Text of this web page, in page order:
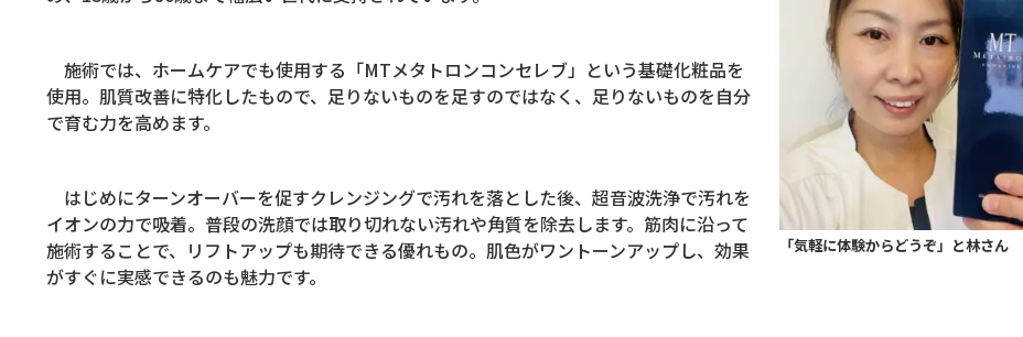
「気軽に体験からどうぞ」と林さん
施術では、ホームケアでも使用する「MTメタトロンコンセレブ」という基礎化粧品を
使用。肌質改善に特化したもので、足りないものを足すのではなく、足りないものを自分
で育む力を高めます。
はじめにターンオーバーを促すクレンジングで汚れを落とした後、超音波洗浄で汚れを
イオンの力で吸着。普段の洗顔では取り切れない汚れや角質を除去します。筋肉に沿って
施術することで、リフトアップも期待できる優れもの。肌色がワントーンアップし、効果
がすぐに実感できるのも魅力です。